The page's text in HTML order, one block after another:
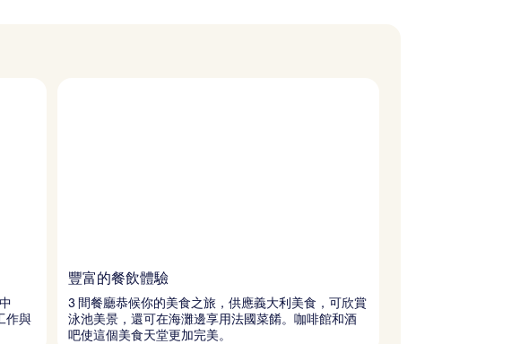
作與
豐富的餐飲體驗
3 間餐廳恭候你的美食之旅，供應義大利美食，可欣賞
泳池美景，還可在海灘邊享用法國菜餚。咖啡館和酒
吧使這個美食天堂更加完美。